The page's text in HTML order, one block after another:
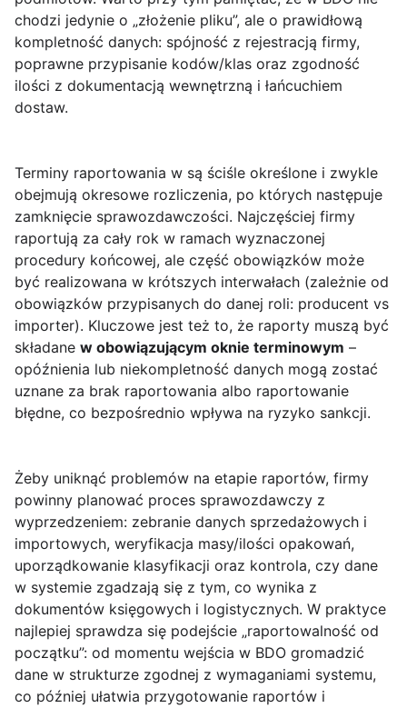
chodzi jedynie o „złożenie pliku”, ale o prawidłową
kompletność danych: spójność z rejestracją firmy,
poprawne przypisanie kodów/klas oraz zgodność
ilości z dokumentacją wewnętrzną i łańcuchiem
dostaw.
Terminy raportowania w są ściśle określone i zwykle
obejmują okresowe rozliczenia, po których następuje
zamknięcie sprawozdawczości. Najczęściej firmy
raportują za cały rok w ramach wyznaczonej
procedury końcowej, ale część obowiązków może
być realizowana w krótszych interwałach (zależnie od
obowiązków przypisanych do danej roli: producent vs
importer). Kluczowe jest też to, że raporty muszą być
składane w obowiązującym oknie terminowym –
opóźnienia lub niekompletność danych mogą zostać
uznane za brak raportowania albo raportowanie
błędne, co bezpośrednio wpływa na ryzyko sankcji.
Żeby uniknąć problemów na etapie raportów, firmy
powinny planować proces sprawozdawczy z
wyprzedzeniem: zebranie danych sprzedażowych i
importowych, weryfikacja masy/ilości opakowań,
uporządkowanie klasyfikacji oraz kontrola, czy dane
w systemie zgadzają się z tym, co wynika z
dokumentów księgowych i logistycznych. W praktyce
najlepiej sprawdza się podejście „raportowalność od
początku”: od momentu wejścia w BDO gromadzić
dane w strukturze zgodnej z wymaganiami systemu,
co później ułatwia przygotowanie raportów i